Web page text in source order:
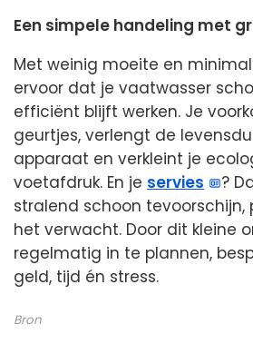
Een simpele handeling met
Met weinig moeite en
ervoor dat je vaatwasser
efficiënt blijft werken. Je
geurtjes, verlengt de
apparaat en verkleint je
voetafdruk. En je servies
?
stralend schoon tevoorschijn,
het verwacht. Door dit kleine
regelmatig in te plannen,
geld, tijd én stress.
Bron